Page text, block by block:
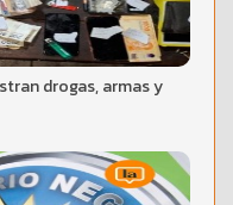
drogas, armas y